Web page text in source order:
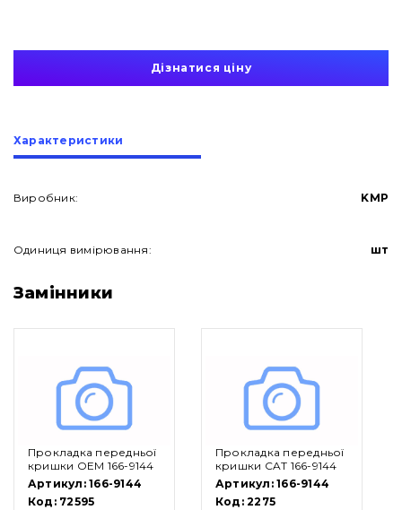
Про нас
Вакансії
Каталог
Фільтри та мастильні матеріали
Дізнатися ціну
Характеристики
Виробник: KMP
Одиниця вимірювання: шт
Замінники
Прокладка передньої
кришки OEM 166-9144
Артикул:166-9144
Код: 72595
Прокладка передньої
кришки CAT 166-9144
Артикул:166-9144
Код:2275